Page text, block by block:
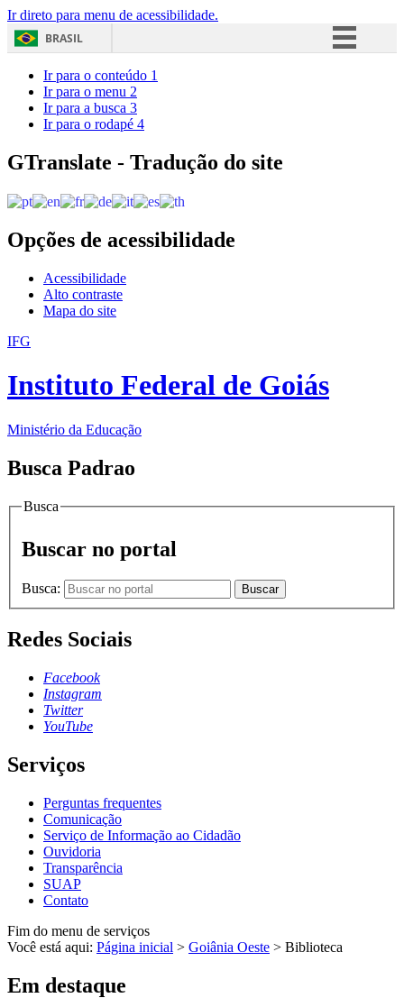
Ir direto para menu de acessibilidade.
BRASIL
Acesso à informação
Ir para o conteúdo 1
Ir para o menu 2
Ir para a busca 3
Ir para o rodapé 4
GTranslate - Tradução do site
Opções de acessibilidade
Acessibilidade
Alto contraste
Mapa do site
IFG
Instituto Federal de Goiás
Ministério da Educação
Busca Padrao
Busca
Buscar no portal
Busca: Buscar
Redes Sociais
Facebook
Instagram
Twitter
YouTube
Serviços
Perguntas frequentes
Comunicação
Serviço de Informação ao Cidadão
Ouvidoria
Transparência
SUAP
Contato
Fim do menu de serviços
Você está aqui: Página inicial > Goiânia Oeste > Biblioteca
Em destaque